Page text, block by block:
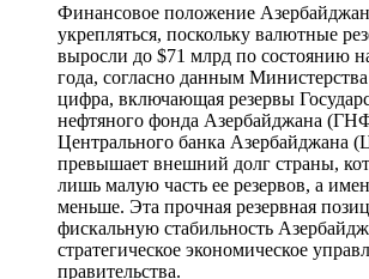
Финансовое положение
укрепляться, поскольку валютные
выросли до $71 млрд по состоянию
года, согласно данным
цифра, включающая резервы
нефтяного фонда Азербайджана
Центрального банка Азербайджана
превышает внешний долг страны,
лишь малую часть ее резервов, а
меньше. Эта прочная резервная
фискальную стабильность
стратегическое экономическое
правительства.